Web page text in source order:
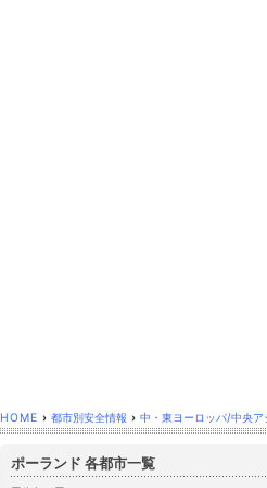
HOME › 都市別安全情報 › 中・東ヨーロッパ/中央ア
ポーランド 各都市一覧